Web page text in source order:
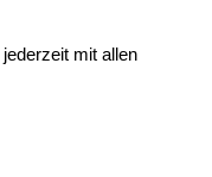
mit allen